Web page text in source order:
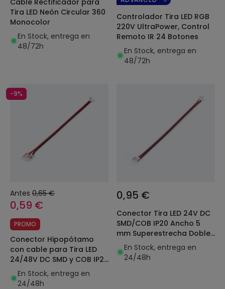
Tira LED Neón Circular 360
Monocolor
En Stock, entrega en
48/72h
Controlador Tira LED RGB
220V UltraPower, Control
Remoto IR 24 Botones
En Stock, entrega en
48/72h
-9%
Antes 0,65 €
0,59 €
PROMO
Conector Hipopótamo
con cable para Tira LED
24/48V DC SMD y COB IP20
Ancho 10mm
En Stock, entrega en
24/48h
0,95 €
Conector Tira LED 24V DC
SMD/COB IP20 Ancho 5
mm Superestrecha Doble
con Cable
En Stock, entrega en
24/48h